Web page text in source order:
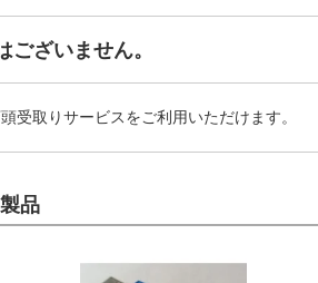
ざいません。
受取りサービスをご利用いただけます。
品